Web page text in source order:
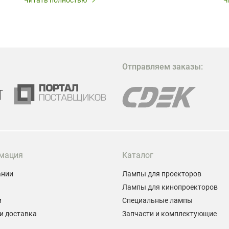
Отправляем заказы:
доставка
Каталог
Лампы для проекторов
Лампы для кинопроекторов
Специальные лампы
Запчасти и комплектующие